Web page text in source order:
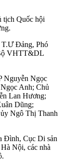
tịch Quốc hội
Đảng, Phó
VHTT&DL
Nguyễn Ngọc
Anh; Chủ
Lan Hương;
Dũng;
Ngô Thị Thanh
Đình, Cục Di sản
Nội, các nhà